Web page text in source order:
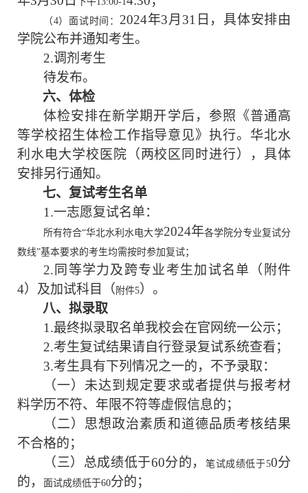
（4）面试时间： 2024年3月 31 日 ，具体安排由
学院公布并通知考生。
2.调剂考生
待发布。
六、体检
体检安排在新学期开学后，参照《普通高
等学校招生体检工作指导意见》执行。华北水
利水电大学校医院（两校区同时进行），具体
安排另行通知。
七、复试考生名单
1.一志愿复试名单：
所有符合“华北水利水电大学2024年各学院分专业复试分
数线”基本要求的考生均需按时参加复试；
2. 同等学力及跨专业考生加试名单
（附件
4）及加试科目 （ 附件5）。
八、拟录取
1.最终拟录取名单我校会在官网统一公示；
2.考生复试结果请自行登录复试系统查看；
3.考生具有下列情况之一的，不予录取：
（一）未达到规定要求或者提供与报考材
料学历不符、年限不符等虚假信息的；
（二）思想政治素质和道德品质考核结果
不合格的；
（三） 总成绩低于60分的，笔试成绩低于50分
的， 面试成绩低于60分的；